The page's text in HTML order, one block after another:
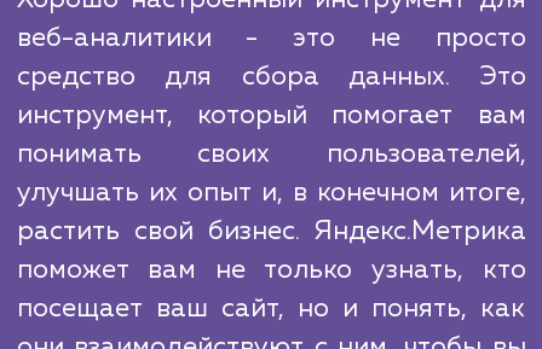
Мы понимаем, что важность данных в
время велика, и поэтому мы всегда
быть на шаг впереди конкурентов. В
них, мы не просто устанавливаем
оставляем его. Мы помогаем вам понять,
использовать полученные данные
достижения ваших бизнес-целей.